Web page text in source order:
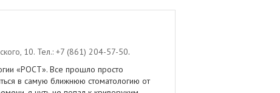
10. Тел.: +7 (861) 204-57-50.
«РОСТ». Все прошло просто
в самую ближнюю стоматологию от